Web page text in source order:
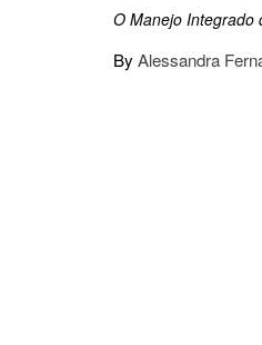
O Manejo Integrado
By Alessandra